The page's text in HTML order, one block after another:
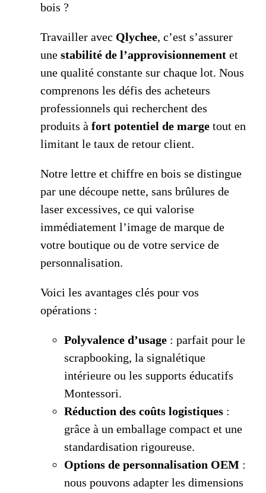
bois ?
Travailler avec Qlychee, c’est s’assurer
une stabilité de l’approvisionnement et
une qualité constante sur chaque lot. Nous
comprenons les défis des acheteurs
professionnels qui recherchent des
produits à fort potentiel de marge tout en
limitant le taux de retour client.
Notre lettre et chiffre en bois se distingue
par une découpe nette, sans brûlures de
laser excessives, ce qui valorise
immédiatement l’image de marque de
votre boutique ou de votre service de
personnalisation.
Voici les avantages clés pour vos
opérations :
Polyvalence d’usage : parfait pour le
scrapbooking, la signalétique
intérieure ou les supports éducatifs
Montessori.
Réduction des coûts logistiques :
grâce à un emballage compact et une
standardisation rigoureuse.
Options de personnalisation OEM :
nous pouvons adapter les dimensions